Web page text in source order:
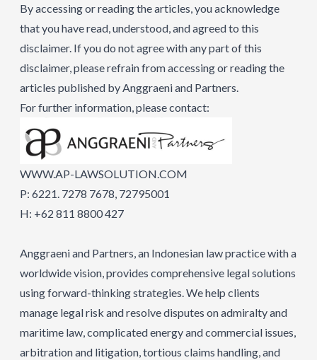
By accessing or reading the articles, you acknowledge
that you have read, understood, and agreed to this
disclaimer. If you do not agree with any part of this
disclaimer, please refrain from accessing or reading the
articles published by Anggraeni and Partners.
For further information, please contact:
WWW.AP-LAWSOLUTION.COM
P: 6221. 7278 7678, 72795001
H: +62 811 8800 427
Anggraeni and Partners, an Indonesian law practice with a
worldwide vision, provides comprehensive legal solutions
using forward-thinking strategies. We help clients
manage legal risk and resolve disputes on admiralty and
maritime law, complicated energy and commercial issues,
arbitration and litigation, tortious claims handling, and